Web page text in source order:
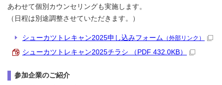
あわせて個別カウンセリングも実施します。
（日程は別途調整させていただきます。）
シューカツトレキャン2025申し込みフォーム （外部リンク）
シューカツトレキャン2025チラシ （PDF 432.0KB）
参加企業のご紹介